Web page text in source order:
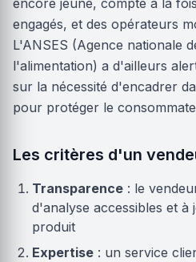
engagés, et des opérateurs
L'ANSES (Agence nationale
l'alimentation) a d'ailleurs
sur la nécessité d'encadrer
pour protéger le
Les critères d'un
Transparence : le
d'analyse accessibles et
produit
Expertise : un service